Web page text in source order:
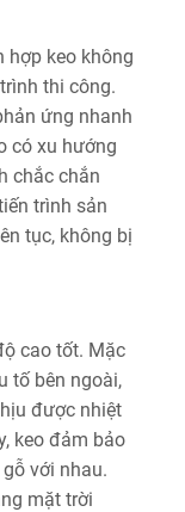
hợp keo không
thi công.
ứng nhanh
có xu hướng
chắc chắn
trình sản
tục, không bị
cao tốt. Mặc
tố bên ngoài,
được nhiệt
keo đảm bảo
với nhau.
mặt trời